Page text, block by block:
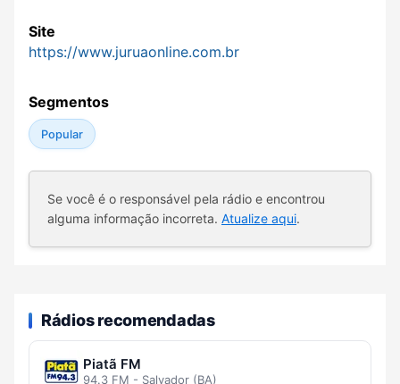
Site
https://www.juruaonline.com.br
Segmentos
Popular
Se você é o responsável pela rádio e encontrou
alguma informação incorreta. Atualize aqui.
Rádios recomendadas
Piatã FM
94.3 FM - Salvador (BA)